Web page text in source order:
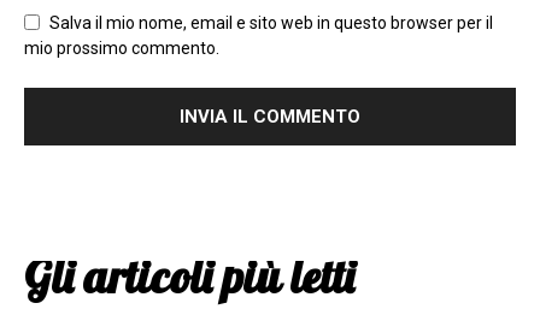
Salva il mio nome, email e sito web in questo browser per il
mio prossimo commento.
Gli articoli più letti